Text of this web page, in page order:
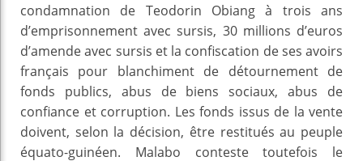
condamnation de Teodorin Obiang à trois ans
d’emprisonnement avec sursis, 30 millions d’euros
d’amende avec sursis et la confiscation de ses avoirs
français pour blanchiment de détournement de
fonds publics, abus de biens sociaux, abus de
confiance et corruption. Les fonds issus de la vente
doivent, selon la décision, être restitués au peuple
équato-guinéen. Malabo conteste toutefois le